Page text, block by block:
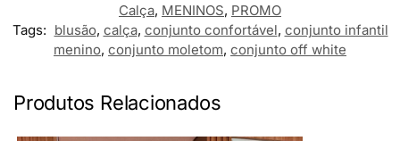
Calça, MENINOS, PROMO
Tags: blusão, calça, conjunto confortável, conjunto infantil
menino, conjunto moletom, conjunto off white
Produtos Relacionados